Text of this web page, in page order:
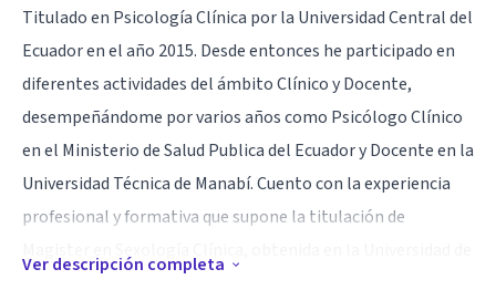
Titulado en Psicología Clínica por la Universidad Central del
Ecuador en el año 2015. Desde entonces he participado en
diferentes actividades del ámbito Clínico y Docente,
desempeñándome por varios años como Psicólogo Clínico
en el Ministerio de Salud Publica del Ecuador y Docente en la
Universidad Técnica de Manabí. Cuento con la experiencia
profesional y formativa que supone la titulación de
Ver descripción completa